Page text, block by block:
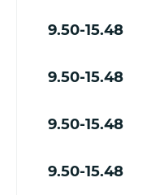
9.50-15.48
9.50-15.48
9.50-15.48
9.50-15.48